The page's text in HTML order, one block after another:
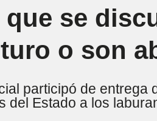
se
o son
participó de
del Estado a los